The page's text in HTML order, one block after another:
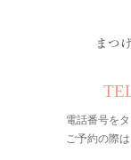
電話番号を
ご予約の際